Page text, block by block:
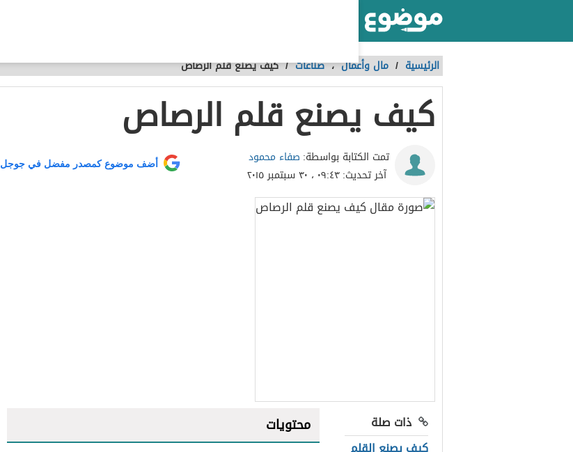
الرئيسية / مال وأعمال،صناعات /كيف يصنع قلم الرصاص
كيف يصنع قلم الرصاص
تمت الكتابة بواسطة: صفاء محمود
آخر تحديث:٠٩:٤٣ ، ٣٠ سبتمبر ٢٠١٥
أضف موضوع كمصدر مفضل في جوجل
ذات صلة
محتويات